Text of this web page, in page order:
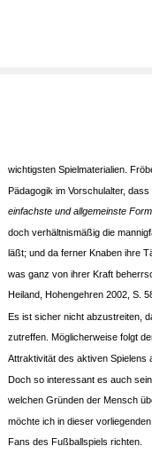
wichtigsten Spielmaterialien.
Pädagogik im Vorschulalter,
einfachste und allgemeinste Form
doch verhältnismäßig die
läßt; und da ferner Knaben ihre
was ganz von ihrer Kraft
Heiland, Hohengehren 2002, S.
Es ist sicher nicht abzustreiten,
zutreffen. Möglicherweise folgt
Attraktivität des aktiven Spielens
Doch so interessant es auch
welchen Gründen der Mensch
möchte ich in dieser
Fans des Fußballspiels richten.